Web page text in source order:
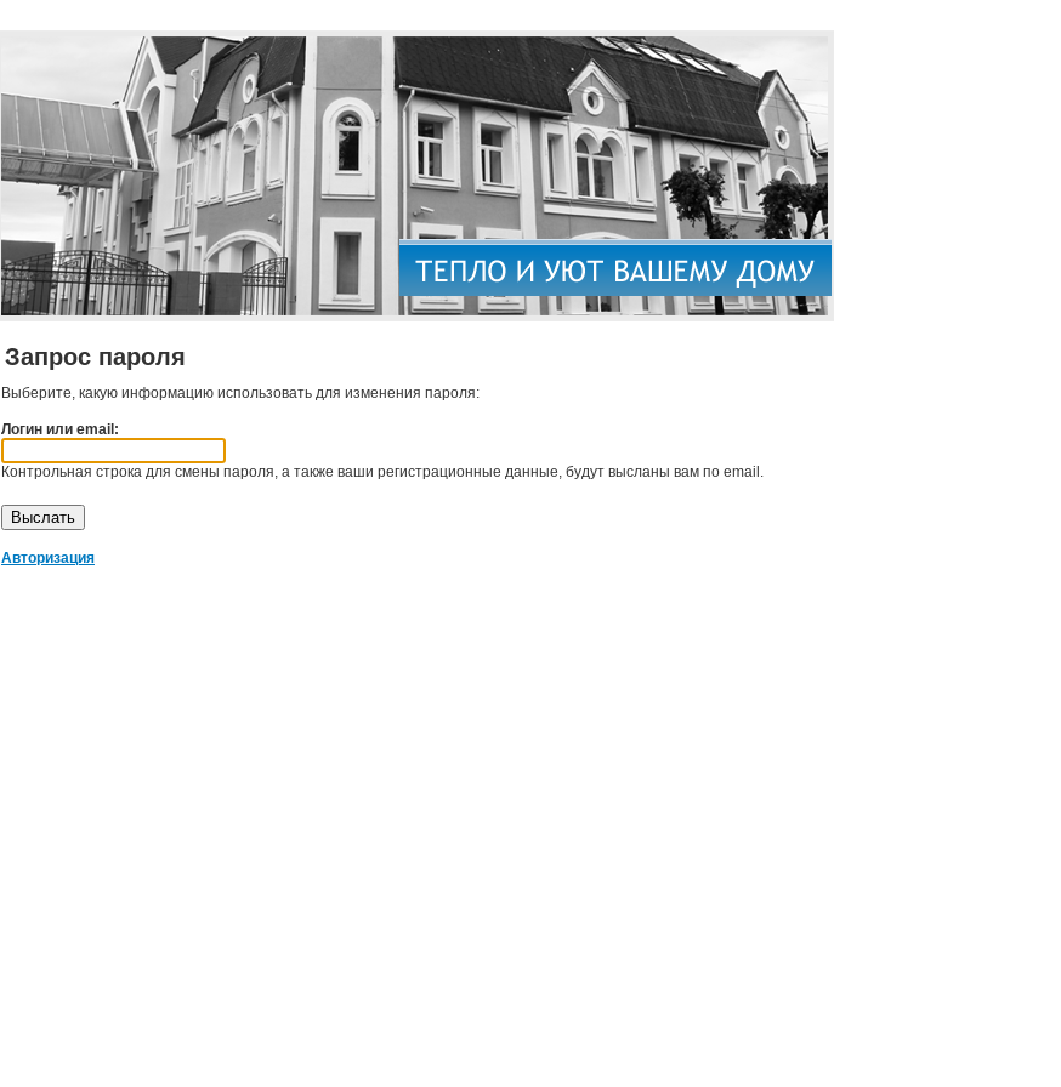
Запрос пароля
Выберите, какую информацию использовать для изменения пароля:
Логин или email:
Контрольная строка для смены пароля, а также ваши регистрационные данные, будут высланы вам по email.
Авторизация